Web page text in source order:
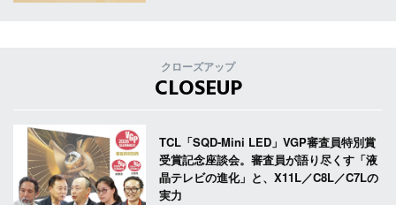
クローズアップ
CLOSEUP
TCL「SQD-Mini LED」VGP審査員特別賞
受賞記念座談会。審査員が語り尽くす「液
晶テレビの進化」と、X11L／C8L／C7Lの
実力